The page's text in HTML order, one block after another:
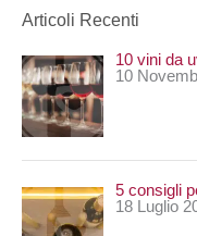
c
a
:
Articoli Recenti
10 vini da
10
5 consigli
18 Luglio